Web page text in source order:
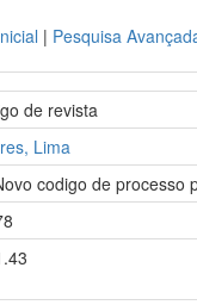
| Pesquisa
de revista
Lima
codigo de processo